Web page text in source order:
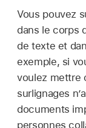
Vous pouvez
dans le corps
de texte et
exemple, si
voulez mettre
surlignages
documents
personnes